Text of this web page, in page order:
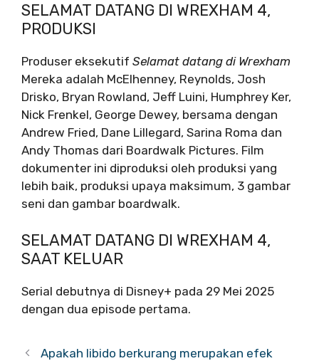
SELAMAT DATANG DI WREXHAM 4,
PRODUKSI
Produser eksekutif Selamat datang di Wrexham
Mereka adalah McElhenney, Reynolds, Josh
Drisko, Bryan Rowland, Jeff Luini, Humphrey Ker,
Nick Frenkel, George Dewey, bersama dengan
Andrew Fried, Dane Lillegard, Sarina Roma dan
Andy Thomas dari Boardwalk Pictures. Film
dokumenter ini diproduksi oleh produksi yang
lebih baik, produksi upaya maksimum, 3 gambar
seni dan gambar boardwalk.
SELAMAT DATANG DI WREXHAM 4,
SAAT KELUAR
Serial debutnya di Disney+ pada 29 Mei 2025
dengan dua episode pertama.
Apakah libido berkurang merupakan efek